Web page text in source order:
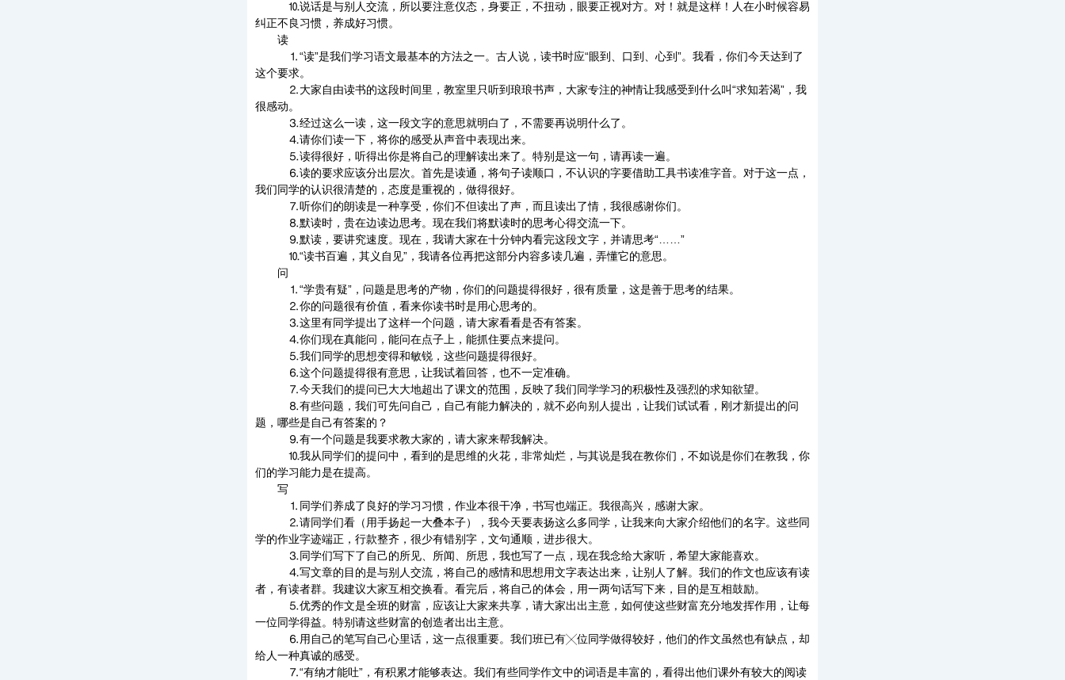
⒑说话是与别人交流，所以要注意仪态，身要正，不扭动，眼要正视对方。对！就是这样！人在小时候容易
纠正不良习惯，养成好习惯。
读
⒈“读”是我们学习语文最基本的方法之一。古人说，读书时应“眼到、口到、心到”。我看，你们今天达到了
这个要求。
⒉大家自由读书的这段时间里，教室里只听到琅琅书声，大家专注的神情让我感受到什么叫“求知若渴”，我
很感动。
⒊经过这么一读，这一段文字的意思就明白了，不需要再说明什么了。
⒋请你们读一下，将你的感受从声音中表现出来。
⒌读得很好，听得出你是将自己的理解读出来了。特别是这一句，请再读一遍。
⒍读的要求应该分出层次。首先是读通，将句子读顺口，不认识的字要借助工具书读准字音。对于这一点，
我们同学的认识很清楚的，态度是重视的，做得很好。
⒎听你们的朗读是一种享受，你们不但读出了声，而且读出了情，我很感谢你们。
⒏默读时，贵在边读边思考。现在我们将默读时的思考心得交流一下。
⒐默读，要讲究速度。现在，我请大家在十分钟内看完这段文字，并请思考“……”
⒑“读书百遍，其义自见”，我请各位再把这部分内容多读几遍，弄懂它的意思。
问
⒈“学贵有疑”，问题是思考的产物，你们的问题提得很好，很有质量，这是善于思考的结果。
⒉你的问题很有价值，看来你读书时是用心思考的。
⒊这里有同学提出了这样一个问题，请大家看看是否有答案。
⒋你们现在真能问，能问在点子上，能抓住要点来提问。
⒌我们同学的思想变得和敏锐，这些问题提得很好。
⒍这个问题提得很有意思，让我试着回答，也不一定准确。
⒎今天我们的提问已大大地超出了课文的范围，反映了我们同学学习的积极性及强烈的求知欲望。
⒏有些问题，我们可先问自己，自己有能力解决的，就不必向别人提出，让我们试试看，刚才新提出的问
题，哪些是自己有答案的？
⒐有一个问题是我要求教大家的，请大家来帮我解决。
⒑我从同学们的提问中，看到的是思维的火花，非常灿烂，与其说是我在教你们，不如说是你们在教我，你
们的学习能力是在提高。
写
⒈同学们养成了良好的学习习惯，作业本很干净，书写也端正。我很高兴，感谢大家。
⒉请同学们看（用手扬起一大叠本子），我今天要表扬这么多同学，让我来向大家介绍他们的名字。这些同
学的作业字迹端正，行款整齐，很少有错别字，文句通顺，进步很大。
⒊同学们写下了自己的所见、所闻、所思，我也写了一点，现在我念给大家听，希望大家能喜欢。
⒋写文章的目的是与别人交流，将自己的感情和思想用文字表达出来，让别人了解。我们的作文也应该有读
者，有读者群。我建议大家互相交换看。看完后，将自己的体会，用一两句话写下来，目的是互相鼓励。
⒌优秀的作文是全班的财富，应该让大家来共享，请大家出出主意，如何使这些财富充分地发挥作用，让每
一位同学得益。特别请这些财富的创造者出出主意。
⒍用自己的笔写自己心里话，这一点很重要。我们班已有╳位同学做得较好，他们的作文虽然也有缺点，却
给人一种真诚的感受。
⒎“有纳才能吐”，有积累才能够表达。我们有些同学作文中的词语是丰富的，看得出他们课外有较大的阅读